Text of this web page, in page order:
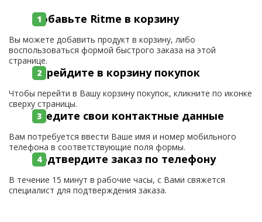
Добавьте Ritme в корзину
Вы можете добавить продукт в корзину, либо
воспользоваться формой быстрого заказа на этой
странице.
Перейдите в корзину покупок
Чтобы перейти в Вашу корзину покупок, кликните по иконке
сверху страницы.
Введите свои контактные данные
Вам потребуется ввести Ваше имя и номер мобильного
телефона в соответствующие поля формы.
Подтвердите заказ по телефону
В течение 15 минут в рабочие часы, с Вами свяжется
специалист для подтверждения заказа.